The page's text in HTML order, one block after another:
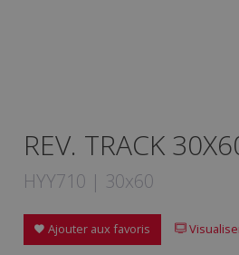
REV. TRACK
HYY710 | 30x60
Ajouter aux favoris